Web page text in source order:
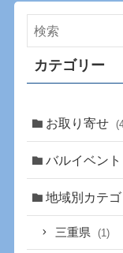
カテゴリー
お取り寄せ
バルイベント
地域別カテ
三重県 (1)